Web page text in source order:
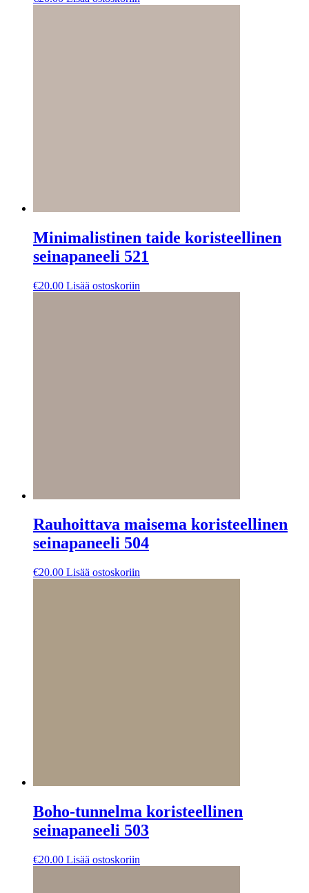
Minimalistinen taide koristeellinen
seinapaneeli 521
€20.00 Lisää ostoskoriin
Rauhoittava maisema koristeellinen
seinapaneeli 504
€20.00 Lisää ostoskoriin
Boho-tunnelma koristeellinen
seinapaneeli 503
€20.00 Lisää ostoskoriin